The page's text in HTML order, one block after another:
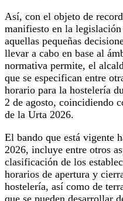
Así, con el objeto de
manifiesto en la
aquellas pequeñas
llevar a cabo en base al
normativa permite, el
que se especifican entre
horario para la hostelería
2 de agosto, coincidiendo
de la Urta 2026.
El bando que está vigente
2026, incluye entre otros
clasificación de los
horarios de apertura y
hostelería, así como de
que se pueden desarrollar